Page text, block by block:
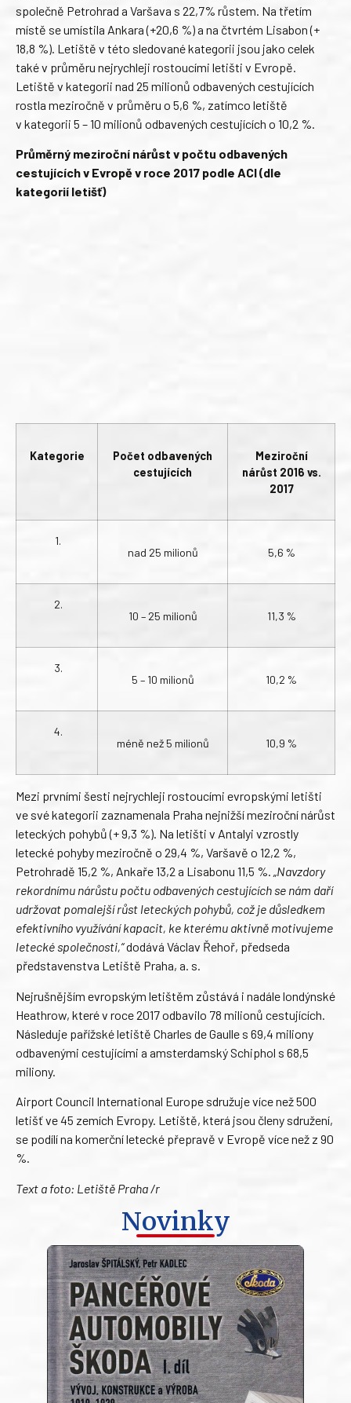
společně Petrohrad a Varšava s 22,7% růstem. Na třetím
místě se umístila Ankara (+20,6 %) a na čtvrtém Lisabon (+
18,8 %). Letiště v této sledované kategorii jsou jako celek
také v průměru nejrychleji rostoucími letišti v Evropě.
Letiště v kategorii nad 25 milionů odbavených cestujících
rostla meziročně v průměru o 5,6 %, zatímco letiště
v kategorii 5 – 10 milionů odbavených cestujících o 10,2 %.
Průměrný meziroční nárůst v počtu odbavených
cestujících v Evropě v roce 2017 podle ACI (dle
kategorií letišť)
Kategorie
Počet odbavených
cestujících
Meziroční
nárůst 2016 vs.
2017
1.
nad 25 milionů
5,6 %
2.
10 – 25 milionů
11,3 %
3.
5 – 10 milionů
10,2 %
4.
méně než 5 milionů
10,9 %
Mezi prvními šesti nejrychleji rostoucími evropskými letišti
ve své kategorii zaznamenala Praha nejnižší meziroční nárůst
leteckých pohybů (+ 9,3 %). Na letišti v Antalyi vzrostly
letecké pohyby meziročně o 29,4 %, Varšavě o 12,2 %,
Petrohradě 15,2 %, Ankaře 13,2 a Lisabonu 11,5 %. „Navzdory
rekordnímu nárůstu počtu odbavených cestujících se nám daří
udržovat pomalejší růst leteckých pohybů, což je důsledkem
efektivního využívání kapacit, ke kterému aktivně motivujeme
letecké společnosti,“dodává Václav Řehoř, předseda
představenstva Letiště Praha, a. s.
Nejrušnějším evropským letištěm zůstává i nadále londýnské
Heathrow, které v roce 2017 odbavilo 78 milionů cestujících.
Následuje pařížské letiště Charles de Gaulle s 69,4 miliony
odbavenými cestujícími a amsterdamský Schiphol s 68,5
miliony.
Airport Council International Europe sdružuje více než 500
letišť ve 45 zemích Evropy. Letiště, která jsou členy sdružení,
se podílí na komerční letecké přepravě v Evropě více než z 90
%.
Text a foto: Letiště Praha /r
Novinky